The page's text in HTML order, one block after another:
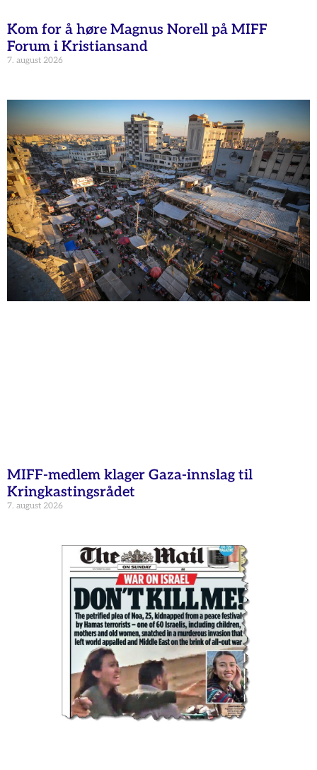
Kom for å høre Magnus Norell på MIFF
Forum i Kristiansand
7. august 2026
MIFF-medlem klager Gaza-innslag til
Kringkastingsrådet
7. august 2026